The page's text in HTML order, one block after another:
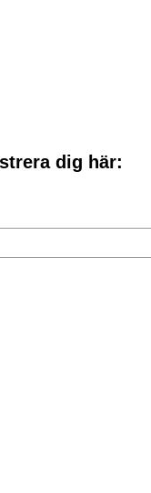
dig här: